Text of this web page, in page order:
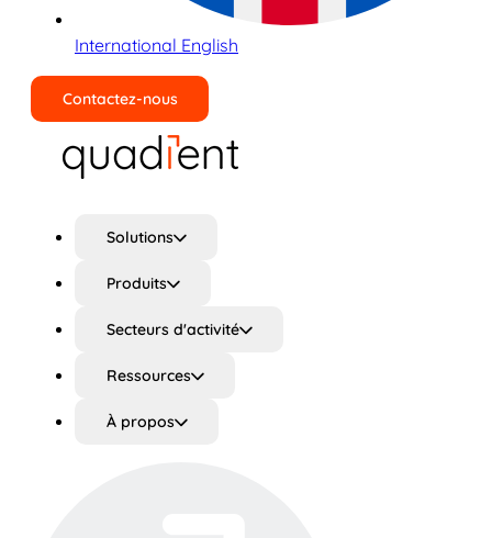
International English
Contactez-nous
Solutions
Produits
Secteurs d'activité
Ressources
À propos